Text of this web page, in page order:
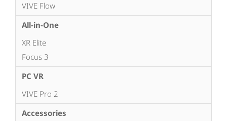
VIVE Flow
All-in-One
XR Elite
Focus 3
PC VR
VIVE Pro 2
Accessories